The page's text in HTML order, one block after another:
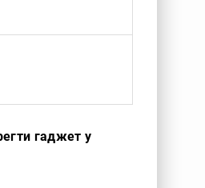
гаджет у